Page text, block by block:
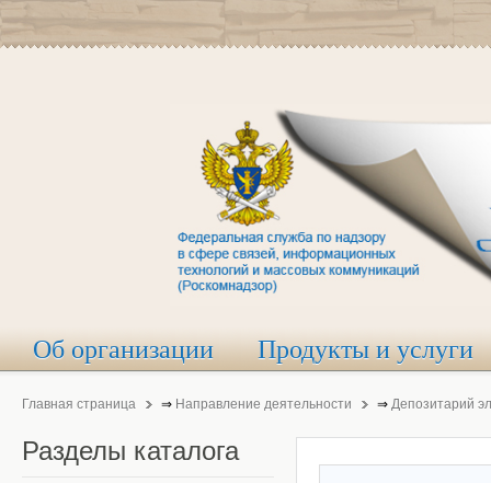
Об организации Продукты и услуги
Главная страница ⇒ Направление деятельности ⇒ Депозитарий
Разделы каталога